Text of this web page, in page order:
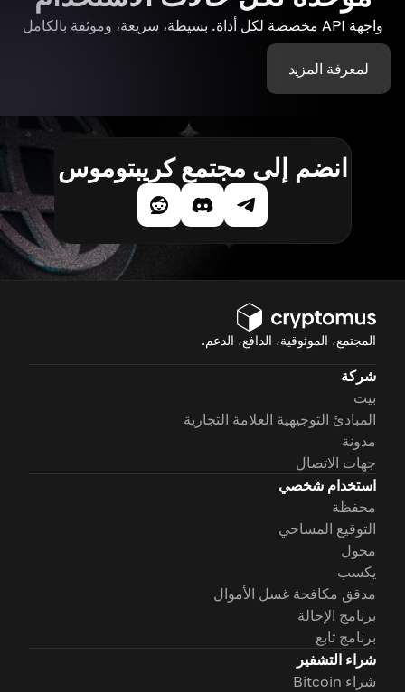
واجهة API مخصصة لكل أداة. بسيطة، سريعة، وموثقة بالكامل
لمعرفة المزيد
انضم إلى مجتمع كريبتوموس
المجتمع، الموثوقية، الدافع، الدعم.
شركة
بيت
المبادئ التوجيهية العلامة التجارية
مدونة
جهات الاتصال
استخدام شخصي
محفظة
التوقيع المساحي
محول
يكسب
مدقق مكافحة غسل الأموال
برنامج الإحالة
برنامج تابع
شراء التشفير
شراء Bitcoin